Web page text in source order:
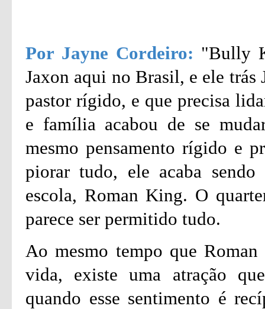
Por Jayne Cordeiro: "Bully
Jaxon aqui no Brasil, e ele
pastor rígido, e que precisa
e família acabou de se
mesmo pensamento rígido e
piorar tudo, ele acaba
escola, Roman King. O
parece ser permitido tudo.
Ao mesmo tempo que
vida, existe uma atração
quando esse sentimento é